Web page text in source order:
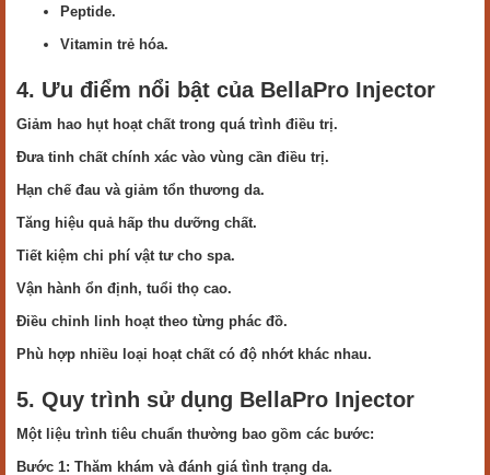
Peptide.
Vitamin trẻ hóa.
4. Ưu điểm nổi bật của BellaPro Injector
Giảm hao hụt hoạt chất trong quá trình điều trị.
Đưa tinh chất chính xác vào vùng cần điều trị.
Hạn chế đau và giảm tổn thương da.
Tăng hiệu quả hấp thu dưỡng chất.
Tiết kiệm chi phí vật tư cho spa.
Vận hành ổn định, tuổi thọ cao.
Điều chỉnh linh hoạt theo từng phác đồ.
Phù hợp nhiều loại hoạt chất có độ nhớt khác nhau.
5. Quy trình sử dụng BellaPro Injector
Một liệu trình tiêu chuẩn thường bao gồm các bước:
Bước 1: Thăm khám và đánh giá tình trạng da.